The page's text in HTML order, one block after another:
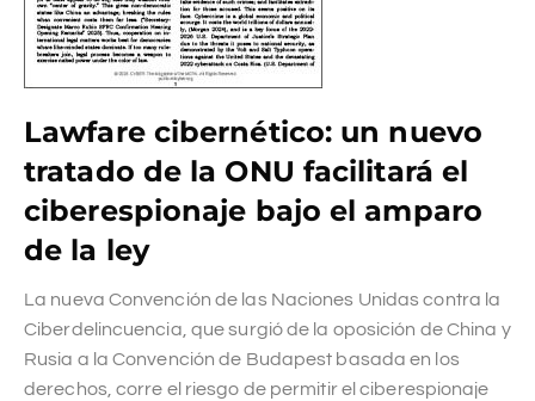
Lawfare cibernético: un nuevo
tratado de la ONU facilitará el
ciberespionaje bajo el amparo
de la ley
La nueva Convención de las Naciones Unidas contra la
Ciberdelincuencia, que surgió de la oposición de China y
Rusia a la Convención de Budapest basada en los
derechos, corre el riesgo de permitir el ciberespionaje